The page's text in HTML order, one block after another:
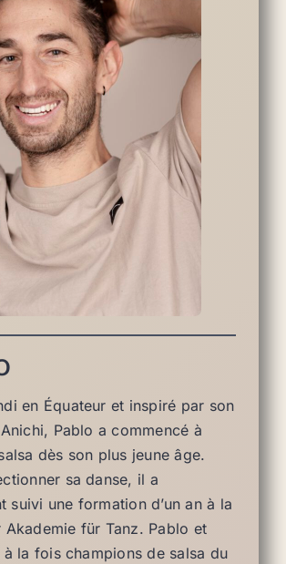
en Équateur et inspiré par son
Pablo a commencé à
dès son plus jeune âge.
sa danse, il a
suivi une formation d’un an à la
Akademie für Tanz. Pablo et
à la fois champions de salsa du